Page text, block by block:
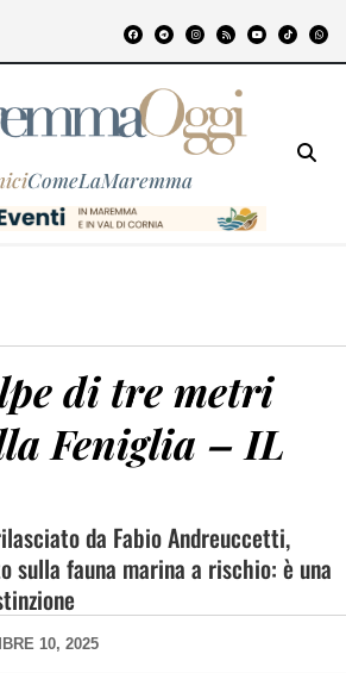
ComeLaMaremma
di tre metri
Feniglia – IL
da Fabio Andreuccetti,
fauna marina a rischio: è una
10, 2025